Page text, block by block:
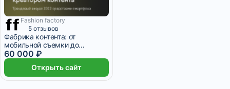
3 месяца
Fashion factory
5 отзывов
Фабрика контента: от
мобильной съемки до
нейросетей
60 000 ₽
Открыть сайт